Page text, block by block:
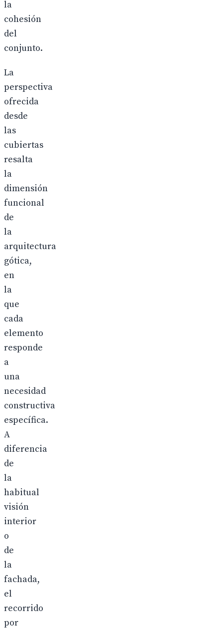
la
cohesión
del
conjunto.
La
perspectiva
ofrecida
desde
las
cubiertas
resalta
la
dimensión
funcional
de
la
arquitectura
gótica,
en
la
que
cada
elemento
responde
a
una
necesidad
constructiva
específica.
A
diferencia
de
la
habitual
visión
interior
o
de
la
fachada,
el
recorrido
por